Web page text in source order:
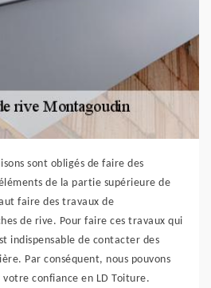
sont obligés de faire des
de la partie supérieure de
faire des travaux de
de rive. Pour faire ces travaux qui
indispensable de contacter des
Par conséquent, nous pouvons
confiance en LD Toiture.